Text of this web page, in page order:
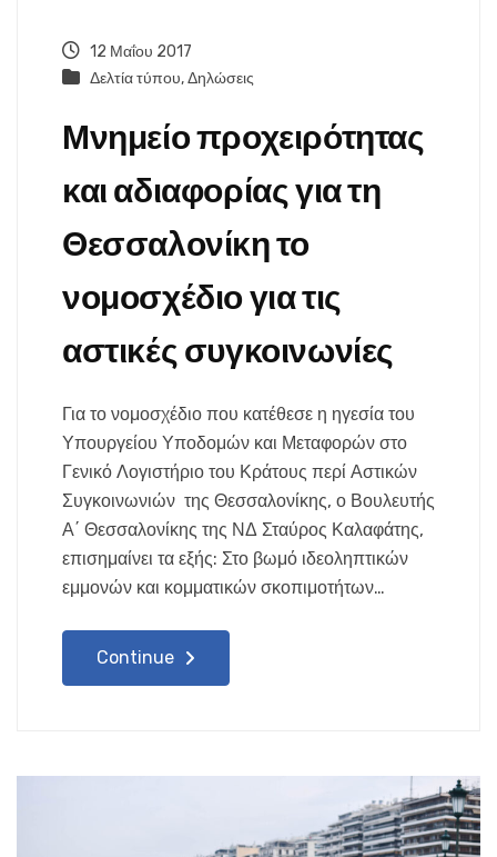
12 Μαΐου 2017
Δελτία τύπου,Δηλώσεις
Μνημείο προχειρότητας
και αδιαφορίας για τη
Θεσσαλονίκη το
νομοσχέδιο για τις
αστικές συγκοινωνίες
Για το νομοσχέδιο που κατέθεσε η ηγεσία του
Υπουργείου Υποδομών και Μεταφορών στο
Γενικό Λογιστήριο του Κράτους περί Αστικών
Συγκοινωνιών της Θεσσαλονίκης, ο Βουλευτής
Α΄ Θεσσαλονίκης της ΝΔ Σταύρος Καλαφάτης,
επισημαίνει τα εξής: Στο βωμό ιδεοληπτικών
εμμονών και κομματικών σκοπιμοτήτων…
Continue